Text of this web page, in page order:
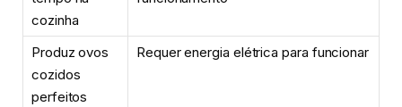
cozinha
Produz ovos
cozidos
perfeitos
Requer energia elétrica para funcionar